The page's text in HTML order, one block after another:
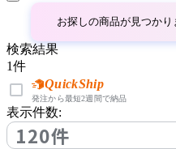
Karimoku Case
カリモクケース
ligne roset
お探しの商品が見つか
検索結果
1件
QuickShip
発注から最短2週間で納品
表示件数:
120件